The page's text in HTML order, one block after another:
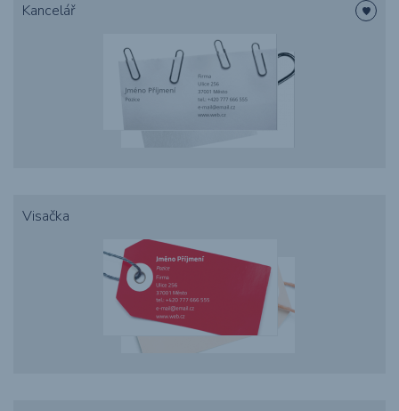
Kancelář
Visačka